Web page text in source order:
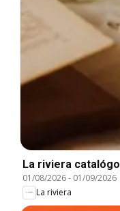
La riviera catalógo
01/08/2026- 01/09/2026
La riviera